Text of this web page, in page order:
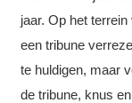
jaar. Op het
een tribune
te huldigen, maar
de tribune, knus